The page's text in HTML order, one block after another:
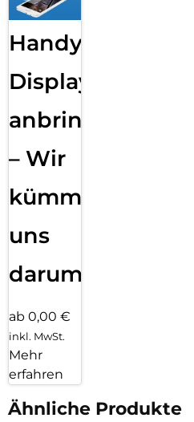
Handy
Displayfolie
anbringen
– Wir
kümmern
uns
darum!
ab 0,00 €
inkl. MwSt.
Mehr
erfahren
Ähnliche Produkte